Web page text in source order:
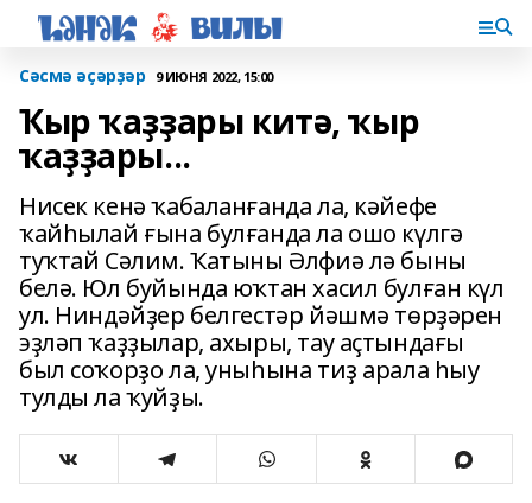
Сәсмә әҫәрҙәр 9 ИЮНЯ 2022, 15:00
Ҡыр ҡаҙҙары китә, ҡыр
ҡаҙҙары...
Нисек кенә ҡабаланғанда ла, кәйефе
ҡайһылай ғына булғанда ла ошо күлгә
туҡтай Сәлим. Ҡатыны Әлфиә лә быны
белә. Юл буйында юҡтан хасил булған күл
ул. Ниндәйҙер белгестәр йәшмә төрҙәрен
эҙләп ҡаҙҙылар, ахыры, тау аҫтындағы
был соҡорҙо ла, уныһына тиҙ арала һыу
тулды ла ҡуйҙы.